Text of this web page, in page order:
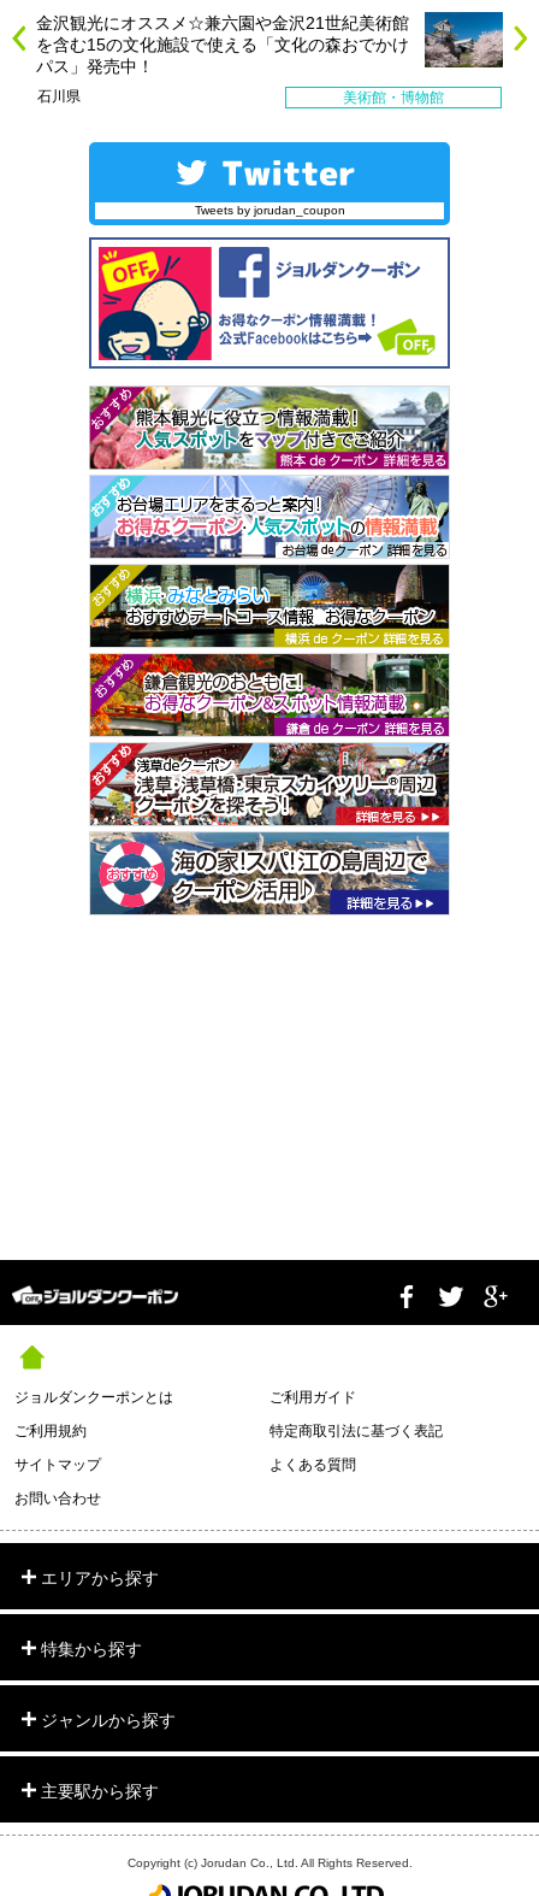
金沢観光にオススメ☆兼六園や金沢21世紀美術館
を含む15の文化施設で使える「文化の森おでかけ
パス」発売中！
石川県 美術館・博物館
Tweets by jorudan_coupon
ジョルダンクーポンとは
ご利用ガイド
ご利用規約
特定商取引法に基づく表記
サイトマップ
よくある質問
お問い合わせ
エリアから探す
特集から探す
ジャンルから探す
主要駅から探す
Copyright (c) Jorudan Co., Ltd. All Rights Reserved.